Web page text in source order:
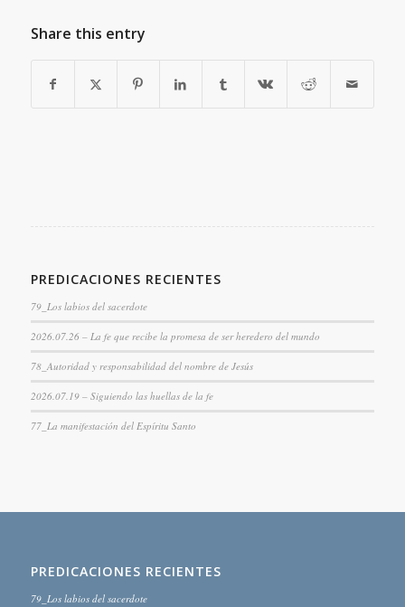
Share this entry
PREDICACIONES RECIENTES
79_Los labios del sacerdote
2026.07.26 – La fe que recibe la promesa de ser heredero del mundo
78_Autoridad y responsabilidad del nombre de Jesús
2026.07.19 – Siguiendo las huellas de la fe
77_La manifestación del Espíritu Santo
PREDICACIONES RECIENTES
79_Los labios del sacerdote